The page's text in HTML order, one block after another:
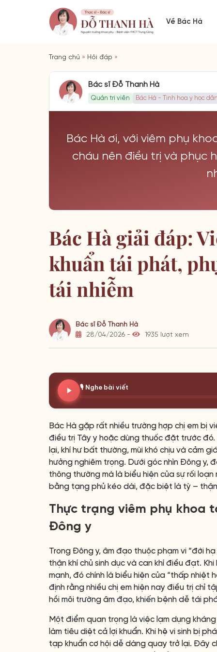
Về Bác Hà
Trang chủ » Hỏi đáp »
Bác sĩ Đỗ Thanh Hà
Quản trị viên Bác Hà - Tinh hoa y học
Bác Hà ơi, với viêm phụ
cháu nên điều trị và phục
Bác Hà giải đáp:
khuẩn tái phát,
tái nhiễm
Bác sĩ Đỗ Thanh Hà
28/04/2026 -
1935 lượt xem
🎙️ Nghe bài viết
Bác Hà gặp rất nhiều trường hợp chị em bị
điều trị Tây y hoặc dùng thuốc đặt trước
lại, khí hư bất thường, mùi khó chịu và cảm
hưởng nghiêm trọng. Dưới góc nhìn Đông y,
thông thường mà là biểu hiện của sự rối
bằng tạng phủ kéo dài, đặc biệt là tỳ –
Thực trạng viêm phụ khoa
Đông y
Trong Đông y, âm đạo thuộc phạm vi “đới
thận khí chủ sinh dục và can khí điều đạt.
mạnh, đó chính là biểu hiện của “thấp nhiệt
định rằng nhiều chị em hiện nay điều trị chỉ
hồi môi trường âm đạo, khiến bệnh dễ tái
Một điểm quan trọng là việc lạm dụng
làm tiêu diệt cả lợi khuẩn. Khi hệ vi sinh bị
tạp khuẩn cơ hội dễ dàng quay trở lại. Đây